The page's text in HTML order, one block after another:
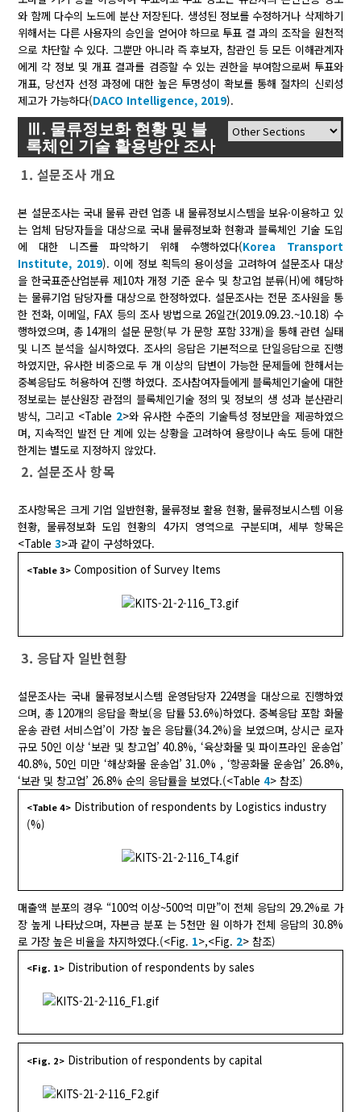
와 함께 다수의 노드에 분산 저장된다. 생성된 정보를 수정하거나 삭제하기
위해서는 다른 사용자의 승인을 얻어야 하므로 투표 결 과의 조작을 원천적
으로 차단할 수 있다. 그뿐만 아니라 즉 후보자, 참관인 등 모든 이해관계자
에게 각 정보 및 개표 결과를 검증할 수 있는 권한을 부여함으로써 투표와
개표, 당선자 선정 과정에 대한 높은 투명성이 확보를 통해 절차의 신뢰성
제고가 가능하다(DACO Intelligence, 2019).
Ⅲ. 물류정보화 현황 및 블
록체인 기술 활용방안 조사
1. 설문조사 개요
본 설문조사는 국내 물류 관련 업종 내 물류정보시스템을 보유·이용하고 있
는 업체 담당자들을 대상으로 국내 물류정보화 현황과 블록체인 기술 도입
에 대한 니즈를 파악하기 위해 수행하였다(Korea Transport
Institute, 2019). 이에 정보 획득의 용이성을 고려하여 설문조사 대상
을 한국표준산업분류 제10차 개정 기준 운수 및 창고업 분류(H)에 해당하
는 물류기업 담당자를 대상으로 한정하였다. 설문조사는 전문 조사원을 통
한 전화, 이메일, FAX 등의 조사 방법으로 26일간(2019.09.23.~10.18) 수
행하였으며, 총 14개의 설문 문항(부 가 문항 포함 33개)을 통해 관련 실태
및 니즈 분석을 실시하였다. 조사의 응답은 기본적으로 단일응답으로 진행
하였지만, 유사한 비중으로 두 개 이상의 답변이 가능한 문제들에 한해서는
중복응답도 허용하여 진행 하였다. 조사참여자들에게 블록체인기술에 대한
정보로는 분산원장 관점의 블록체인기술 정의 및 정보의 생 성과 분산관리
방식, 그리고 <Table 2>와 유사한 수준의 기술특성 정보만을 제공하였으
며, 지속적인 발전 단 계에 있는 상황을 고려하여 용량이나 속도 등에 대한
한계는 별도로 지정하지 않았다.
2. 설문조사 항목
조사항목은 크게 기업 일반현황, 물류정보 활용 현황, 물류정보시스템 이용
현황, 물류정보화 도입 현황의 4가지 영역으로 구분되며, 세부 항목은
<Table3>과 같이 구성하였다.
<Table 3> Composition of Survey Items
3. 응답자 일반현황
설문조사는 국내 물류정보시스템 운영담당자 224명을 대상으로 진행하였
으며, 총 120개의 응답을 확보(응 답률 53.6%)하였다. 중복응답 포함 화물
운송 관련 서비스업’이 가장 높은 응답률(34.2%)을 보였으며, 상시근 로자
규모 50인 이상 ‘보관 및 창고업’ 40.8%, ‘육상화물 및 파이프라인 운송업’
40.8%, 50인 미만 ‘해상화물 운송업’ 31.0% , ‘항공화물 운송업’ 26.8%,
‘보관 및 창고업’ 26.8% 순의 응답률을 보였다.(<Table 4> 참조)
<Table 4> Distribution of respondents by Logistics industry
(%)
매출액 분포의 경우 “100억 이상~500억 미만”이 전체 응답의 29.2%로 가
장 높게 나타났으며, 자본금 분포 는 5천만 원 이하가 전체 응답의 30.8%
로 가장 높은 비율을 차지하였다.(<Fig. 1>,<Fig. 2> 참조)
<Fig. 1> Distribution of respondents by sales
<Fig. 2> Distribution of respondents by capital